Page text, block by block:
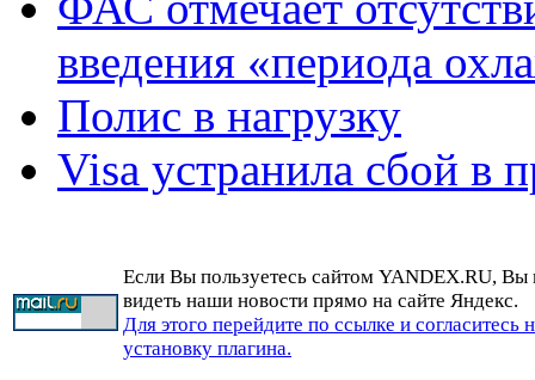
введения «периода
Полис в нагрузку
Visa устранила сбой в
Если Вы пользуетесь сайтом YANDEX.RU, Вы
видеть наши новости прямо на сайте Яндекс.
Для этого перейдите по ссылке и согласитесь
установку плагина.